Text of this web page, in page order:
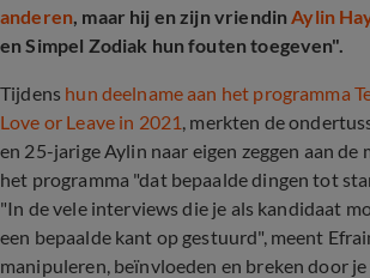
anderen, maar hij en zijn vriendinAylin
en Simpel Zodiak hun fouten toegeven".
Tijdens hun deelname aan het programma
Love or Leave in 2021, merkten de
en 25-jarige Aylin naar eigen zeggen aan de
het programma "dat bepaalde dingen tot
"In de vele interviews die je als kandidaat
een bepaalde kant op gestuurd", meent
manipuleren, beïnvloeden en breken door